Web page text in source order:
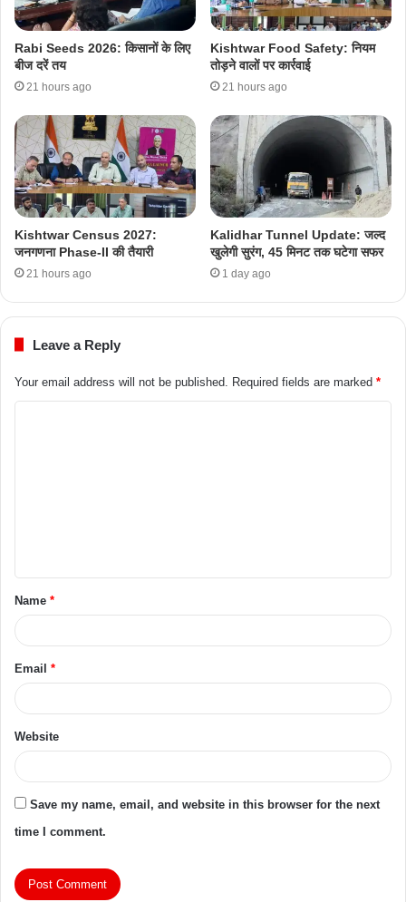
Rabi Seeds 2026: किसानों के लिए
बीज दरें तय
21 hours ago
Kishtwar Food Safety: नियम
तोड़ने वालों पर कार्रवाई
21 hours ago
Kishtwar Census 2027:
जनगणना Phase-II की तैयारी
21 hours ago
Kalidhar Tunnel Update: जल्द
खुलेगी सुरंग, 45 मिनट तक घटेगा सफर
1 day ago
Leave a Reply
Your email address will not be published. Required fields are marked *
Name *
Email *
Website
Save my name, email, and website in this browser for the next
time I comment.